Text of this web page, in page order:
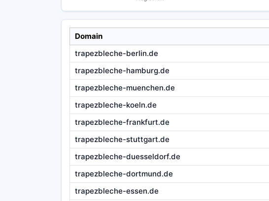
Domain
trapezbleche-berlin.de
trapezbleche-hamburg.de
trapezbleche-muenchen.de
trapezbleche-koeln.de
trapezbleche-frankfurt.de
trapezbleche-stuttgart.de
trapezbleche-duesseldorf.de
trapezbleche-dortmund.de
trapezbleche-essen.de